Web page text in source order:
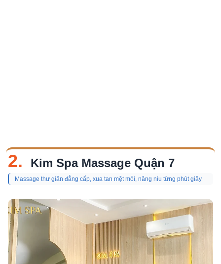
2. Kim Spa Massage Quận 7
Massage thư giãn đẳng cấp, xua tan mệt mỏi, nâng niu từng phút giây